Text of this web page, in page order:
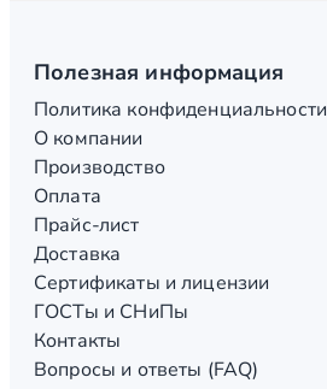
Полезная информация
Политика конфиденциальности
О компании
Производство
Оплата
Прайс-лист
Доставка
Сертификаты и лицензии
ГОСТы и СНиПы
Контакты
Вопросы и ответы (FAQ)